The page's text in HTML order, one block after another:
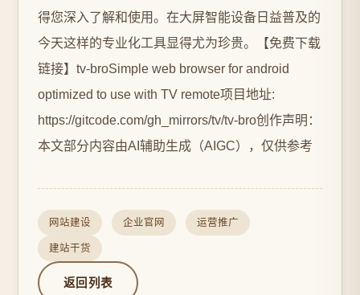
得您深入了解和使用。在大屏智能设备日益普及的
今天这样的专业化工具显得尤为珍贵。【免费下载
链接】tv-broSimple web browser for android
optimized to use with TV remote项目地址:
https://gitcode.com/gh_mirrors/tv/tv-bro创作声明：
本文部分内容由AI辅助生成（AIGC），仅供参考
网站建设 企业官网 运营推广
建站干货
返回列表